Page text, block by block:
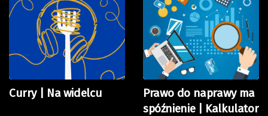
Curry | Na widelcu
Prawo do naprawy ma
spóźnienie | Kalkulator